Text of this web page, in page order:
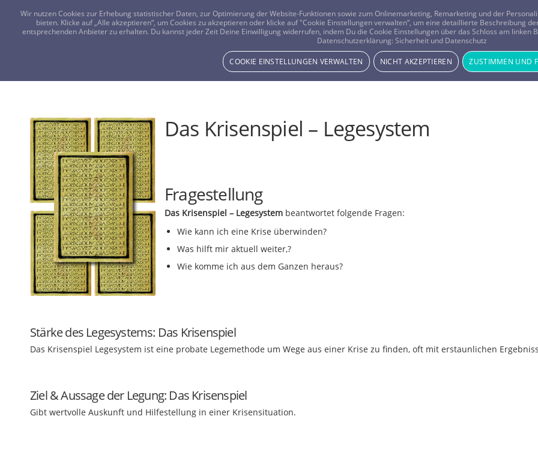
Beratung Horoskope
Das Krisenspiel – Legesystem
Fragestellung
Das Krisenspiel – Legesystem beantwortet folgende Fragen:
Wie kann ich eine Krise überwinden?
Was hilft mir aktuell weiter,?
Wie komme ich aus dem Ganzen heraus?
Stärke des Legesystems: Das Krisenspiel
Das Krisenspiel Legesystem ist eine probate Legemethode um Wege aus einer Krise zu finden, oft mit erstaunlichen
Ziel&Aussage der Legung: Das Krisenspiel
Gibt wertvolle Auskunft und Hilfestellung in einer Krisensituation.
Wir nutzen Cookies zur Erhebung statistischer Daten, zur Optimierung der Website-Funktionen sowie zum Onlinemarketing, Remarketing und der
bieten. Klicke auf „Alle akzeptieren“, um Cookies zu akzeptieren oder klicke auf "Cookie Einstellungen verwalten“, um eine detaillierte Beschreibung
entsprechenden Anbieter zu erhalten. Du kannst jeder Zeit Deine Einwilligung widerrufen, indem Du die Cookie Einstellungen über das Schloss am
Datenschutzerklärung: Sicherheit und Datenschutz
COOKIE EINSTELLUNGEN VERWALTEN NICHT AKZEPTIEREN ZUSTIMMEN UND